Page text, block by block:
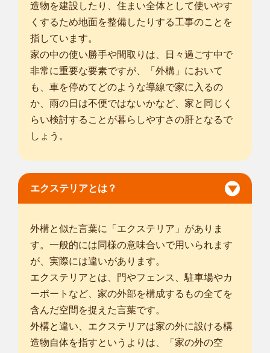
造物を建設したり、住まい全体として使いやす
くするため地面を整備したりする工事のことを
指しています。
家の中の使い勝手や間取りは、日々過ごす中で
非常に重要な要素ですが、「外構」において
も、車を停めてどのような導線で家に入るの
か、雨の日は不便ではないかなど、家と同じく
らい検討することが暮らしやすさの肝となるで
しょう。
エクステリアとは？
外構と似た言葉に「エクステリア」がありま
す。一般的には同様の意味合いで用いられます
が、実際には違いがあります。
エクステリアとは、門やフェンス、駐車場やカ
ーポートなど、家の外部を構成するもの全てを
含んだ空間を捉えた言葉です。
外構と違い、エクステリアは家の外に設ける構
造物自体を指すというよりは、「家の外の空